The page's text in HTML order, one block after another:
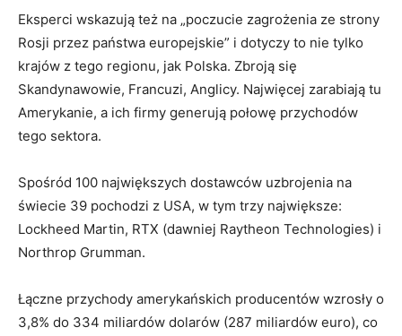
Eksperci wskazują też na „poczucie zagrożenia ze strony
Rosji przez państwa europejskie” i dotyczy to nie tylko
krajów z tego regionu, jak Polska. Zbroją się
Skandynawowie, Francuzi, Anglicy. Najwięcej zarabiają tu
Amerykanie, a ich firmy generują połowę przychodów
tego sektora.
Spośród 100 największych dostawców uzbrojenia na
świecie 39 pochodzi z USA, w tym trzy największe:
Lockheed Martin, RTX (dawniej Raytheon Technologies) i
Northrop Grumman.
Łączne przychody amerykańskich producentów wzrosły o
3,8% do 334 miliardów dolarów (287 miliardów euro), co